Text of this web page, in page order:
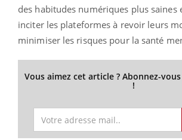
des habitudes numériques plus saines
inciter les plateformes à revoir leurs
minimiser les risques pour la santé
Vous aimez cet article ? Abonnez-
!